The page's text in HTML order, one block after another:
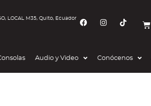
LOCAL M35, Quito, Ecuador
Audio y Video Conócenos